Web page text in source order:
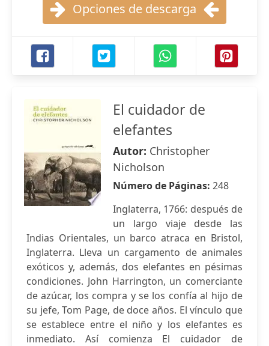
Opciones de descarga
El cuidador de
elefantes
Autor: Christopher
Nicholson
Número de Páginas: 248
Inglaterra, 1766: después de
un largo viaje desde las
Indias Orientales, un barco atraca en Bristol,
Inglaterra. Lleva un cargamento de animales
exóticos y, además, dos elefantes en pésimas
condiciones. John Harrington, un comerciante
de azúcar, los compra y se los confía al hijo de
su jefe, Tom Page, de doce años. El vínculo que
se establece entre el niño y los elefantes es
inmediato. Así comienza El cuidador de